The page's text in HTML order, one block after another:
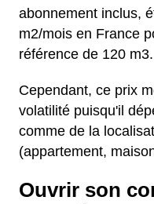
abonnement inclus,
m2/mois en France
référence de 120 m3.
Cependant, ce prix
volatilité puisqu'il
comme de la
(appartement,
Ouvrir son